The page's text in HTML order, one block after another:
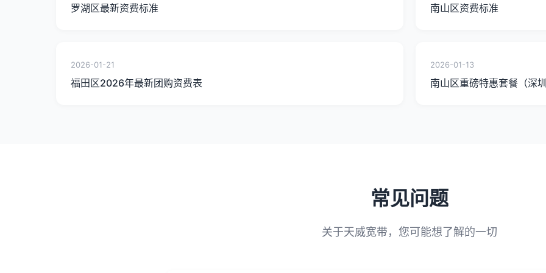
罗湖区最新资费标准 南山区资费标准
2026-01-21
福田区2026年最新团购资费表
2026-01-13
南山区重磅特惠套餐（深
常见问题
关于天威宽带，您可能想了解的一切